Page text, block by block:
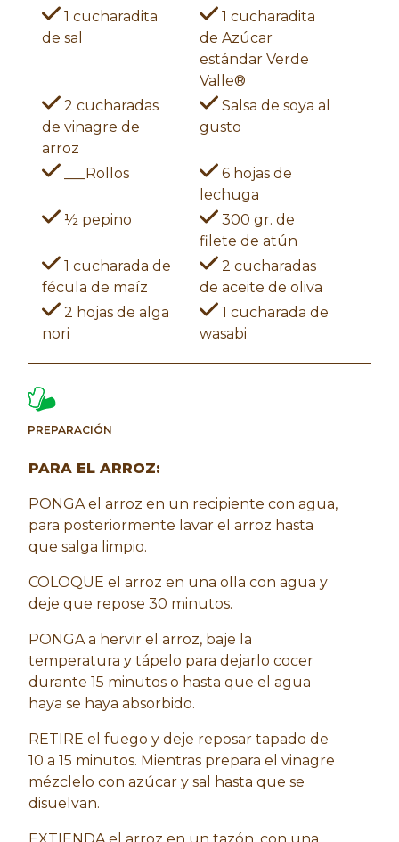
1 cucharadita
de sal
1 cucharadita
de Azúcar
estándar Verde
Valle®
2 cucharadas
de vinagre de
arroz
Salsa de soya al
gusto
___Rollos
6 hojas de
lechuga
½ pepino
300 gr. de
filete de atún
1 cucharada de
fécula de maíz
2 cucharadas
de aceite de oliva
2 hojas de alga
nori
1 cucharada de
wasabi
PREPARACIÓN
PARA EL ARROZ:
PONGA el arroz en un recipiente con agua,
para posteriormente lavar el arroz hasta
que salga limpio.
COLOQUE el arroz en una olla con agua y
deje que repose 30 minutos.
PONGA a hervir el arroz, baje la
temperatura y tápelo para dejarlo cocer
durante 15 minutos o hasta que el agua
haya se haya absorbido.
RETIRE el fuego y deje reposar tapado de
10 a 15 minutos. Mientras prepara el vinagre
mézclelo con azúcar y sal hasta que se
disuelvan.
EXTIENDA el arroz en un tazón, con una